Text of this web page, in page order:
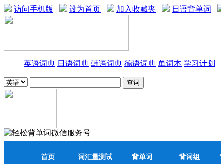
访问手机版 设为首页 加入收藏夹 日语背单词
英语词典 日语词典 韩语词典 德语词典 单词本 学习计划
首页 词汇量测试 背单词 背词组